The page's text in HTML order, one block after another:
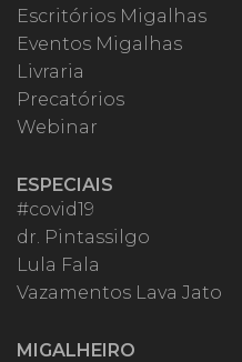
Escritórios Migalhas
Eventos Migalhas
Livraria
Precatórios
Webinar
ESPECIAIS
#covid19
dr. Pintassilgo
Lula Fala
Vazamentos Lava Jato
MIGALHEIRO